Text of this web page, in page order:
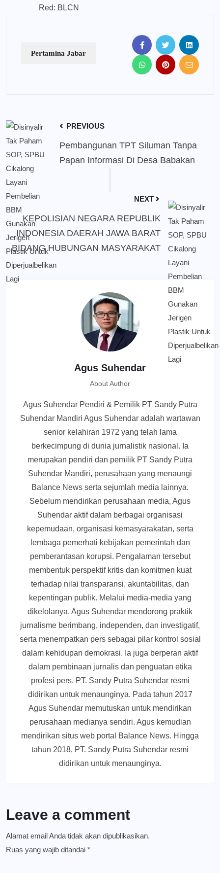
Red: BLCN
Pertamina Jabar
PREVIOUS
Pembangunan TPT Siluman Tanpa
Papan Informasi Di Desa Babakan
NEXT
KEPOLISIAN NEGARA REPUBLIK
INDONESIA DAERAH JAWA BARAT
BIDANG HUBUNGAN MASYARAKAT
Agus Suhendar
About Author
Agus Suhendar Pendiri & Pemilik PT Sandy Putra
Suhendar Mandiri Agus Suhendar adalah wartawan
senior kelahiran 1972 yang telah lama
berkecimpung di dunia jurnalistik nasional. Ia
merupakan pendiri dan pemilik PT Sandy Putra
Suhendar Mandiri, perusahaan yang menaungi
Balance News serta sejumlah media lainnya.
Sebelum mendirikan perusahaan media, Agus
Suhendar aktif dalam berbagai organisasi
kepemudaan, organisasi kemasyarakatan, serta
lembaga pemerhati kebijakan pemerintah dan
pemberantasan korupsi. Pengalaman tersebut
membentuk perspektif kritis dan komitmen kuat
terhadap nilai transparansi, akuntabilitas, dan
kepentingan publik. Melalui media-media yang
dikelolanya, Agus Suhendar mendorong praktik
jurnalisme berimbang, independen, dan investigatif,
serta menempatkan pers sebagai pilar kontrol sosial
dalam kehidupan demokrasi. Ia juga berperan aktif
dalam pembinaan jurnalis dan penguatan etika
profesi pers. PT. Sandy Putra Suhendar resmi
didirikan untuk menaunginya. Pada tahun 2017
Agus Suhendar memutuskan untuk mendirikan
perusahaan medianya sendiri. Agus kemudian
mendirikan situs web portal Balance News. Hingga
tahun 2018, PT. Sandy Putra Suhendar resmi
didirikan untuk menaunginya.
Leave a comment
Alamat email Anda tidak akan dipublikasikan.
Ruas yang wajib ditandai *